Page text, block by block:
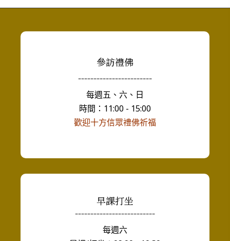
參訪禮佛
------------------------
每週五、六、日
時間：11:00 - 15:00
歡迎十方信眾禮佛祈福
早課打坐
--------------------------
每週六